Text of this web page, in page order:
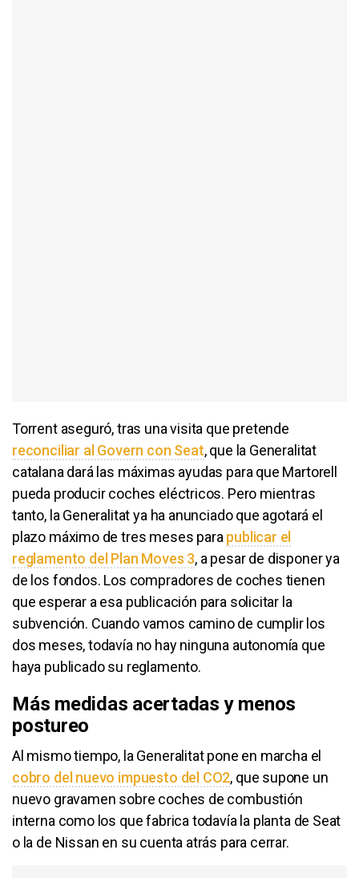
Torrent aseguró, tras una visita que pretende
reconciliar al Govern con Seat, que la Generalitat
catalana dará las máximas ayudas para que Martorell
pueda producir coches eléctricos. Pero mientras
tanto, la Generalitat ya ha anunciado que agotará el
plazo máximo de tres meses para publicar el
reglamento del Plan Moves 3, a pesar de disponer ya
de los fondos. Los compradores de coches tienen
que esperar a esa publicación para solicitar la
subvención. Cuando vamos camino de cumplir los
dos meses, todavía no hay ninguna autonomía que
haya publicado su reglamento.
Más medidas acertadas y menos
postureo
Al mismo tiempo, la Generalitat pone en marcha el
cobro del nuevo impuesto del CO2, que supone un
nuevo gravamen sobre coches de combustión
interna como los que fabrica todavía la planta de Seat
o la de Nissan en su cuenta atrás para cerrar.